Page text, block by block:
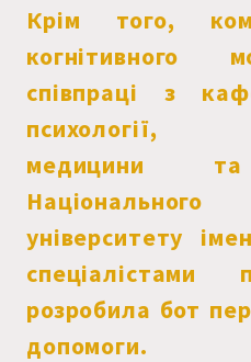
Крім того,
когнітивного
співпраці з
психології,
медицини та
університету
розробила бот
допомоги.